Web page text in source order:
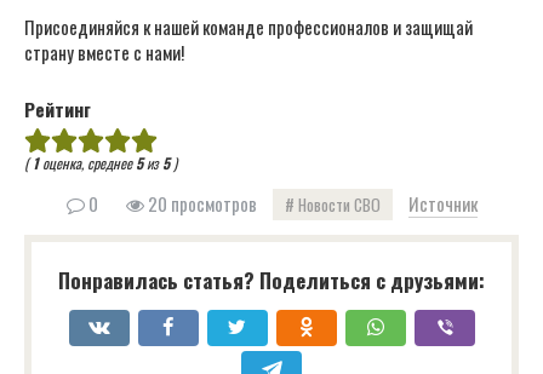
Присоединяйся к нашей команде профессионалов и защищай
страну вместе с нами!
Рейтинг
(1оценка, среднее5из5)
0 20 просмотров Новости СВО Источник
Понравилась статья? Поделиться с друзьями: